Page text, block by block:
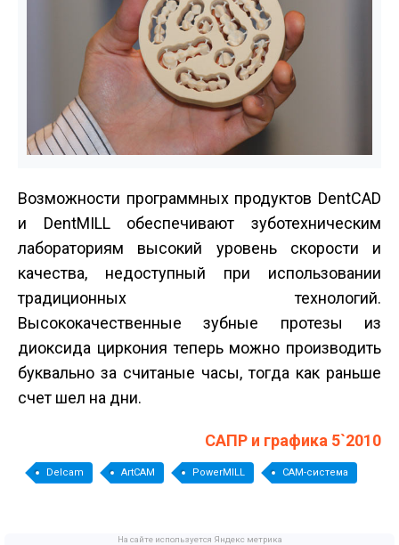
Возможности программных продуктов DentCAD
и DentMILL обеспечивают зуботехническим
лабораториям высокий уровень скорости и
качества, недоступный при использовании
традиционных технологий.
Высококачественные зубные протезы из
диоксида циркония теперь можно производить
буквально за считаные часы, тогда как раньше
счет шел на дни.
САПР и графика 5`2010
Delcam ArtCAM PowerMILL CAM-система
На сайте используется Яндекс метрика